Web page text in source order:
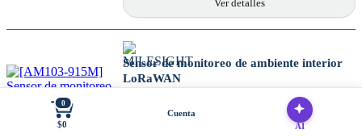
Ver detalles
Sensor de monitoreo de ambiente interior
LoRaWAN
226.100
0
$0
Cuenta
AI